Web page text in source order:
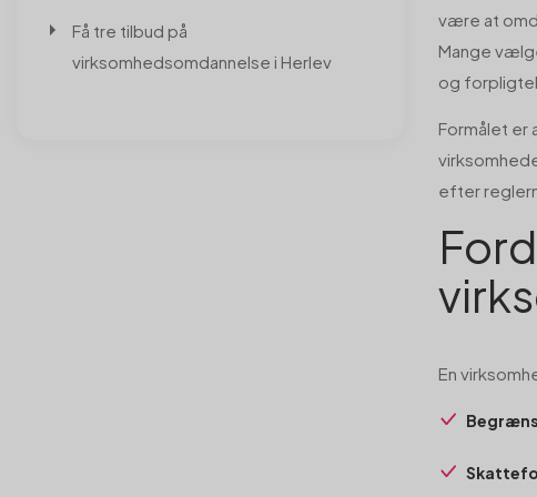
Få tre tilbud på
virksomhedsomdannelse i Herlev
være at
Mange
og
Formålet
efter
En